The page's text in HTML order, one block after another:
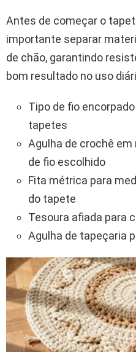
Antes de começar o
importante separar
de chão, garantindo
bom resultado no uso
Tipo de fio
tapetes
Agulha de crochê
de fio escolhido
Fita métrica para
do tapete
Tesoura afiada para
Agulha de tapeçaria